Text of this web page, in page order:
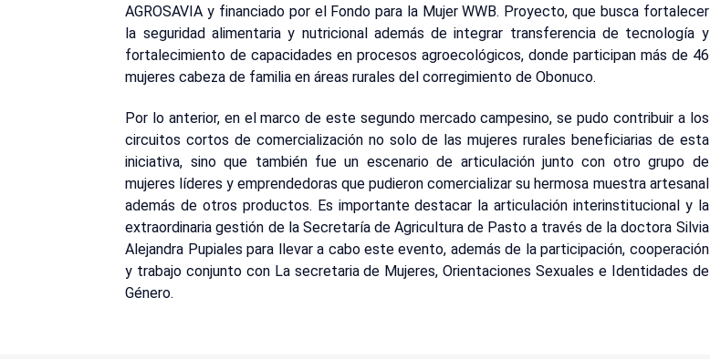
AGROSAVIA y financiado por el Fondo para la Mujer WWB. Proyecto, que busca fortalecer
la seguridad alimentaria y nutricional además de integrar transferencia de tecnología y
fortalecimiento de capacidades en procesos agroecológicos, donde participan más de 46
mujeres cabeza de familia en áreas rurales del corregimiento de Obonuco.
Por lo anterior, en el marco de este segundo mercado campesino, se pudo contribuir a los
circuitos cortos de comercialización no solo de las mujeres rurales beneficiarias de esta
iniciativa, sino que también fue un escenario de articulación junto con otro grupo de
mujeres líderes y emprendedoras que pudieron comercializar su hermosa muestra artesanal
además de otros productos. Es importante destacar la articulación interinstitucional y la
extraordinaria gestión de la Secretaría de Agricultura de Pasto a través de la doctora Silvia
Alejandra Pupiales para llevar a cabo este evento, además de la participación, cooperación
y trabajo conjunto con La secretaria de Mujeres, Orientaciones Sexuales e Identidades de
Género.